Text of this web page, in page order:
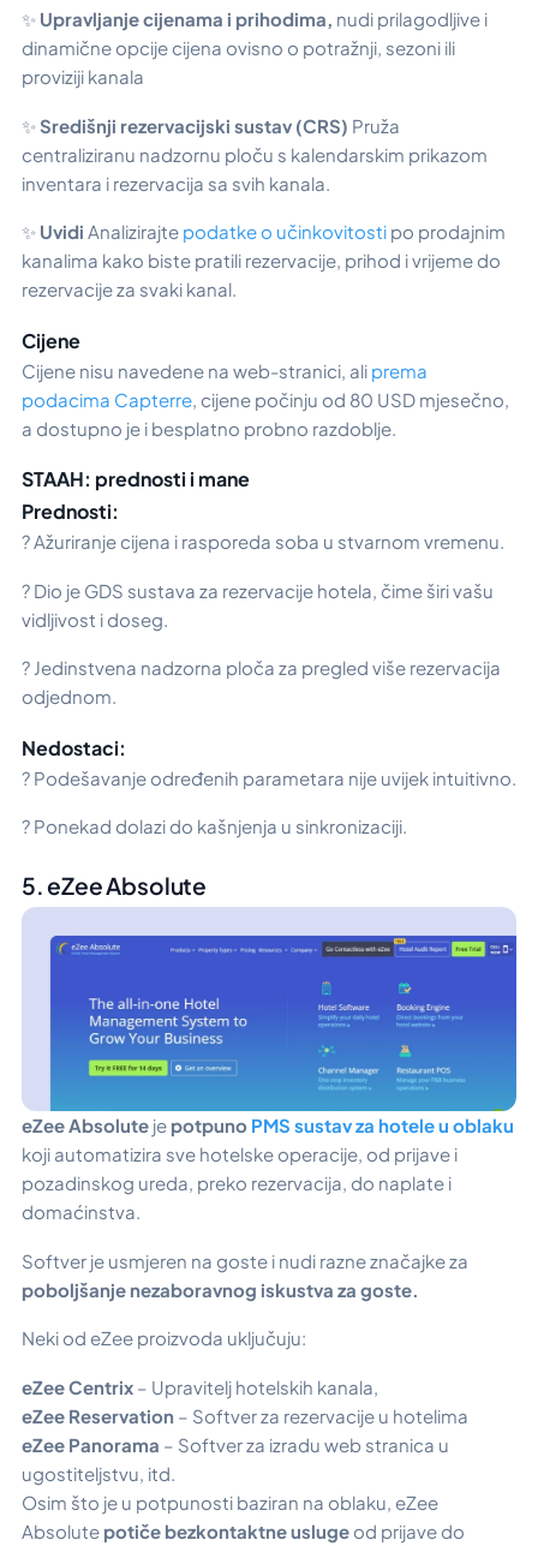
✨ Upravljanje cijenama i prihodima, nudi prilagodljive i
dinamične opcije cijena ovisno o potražnji, sezoni ili
proviziji kanala
✨Središnji rezervacijski sustav (CRS) Pruža
centraliziranu nadzornu ploču s kalendarskim prikazom
inventara i rezervacija sa svih kanala.
✨ Uvidi Analizirajte podatke o učinkovitosti po prodajnim
kanalima kako biste pratili rezervacije, prihod i vrijeme do
rezervacije za svaki kanal.
Cijene
Cijene nisu navedene na web-stranici, ali prema
podacima Capterre, cijene počinju od 80 USD mjesečno,
a dostupno je i besplatno probno razdoblje.
STAAH: prednosti i mane
Prednosti:
? Ažuriranje cijena i rasporeda soba u stvarnom vremenu.
? Dio je GDS sustava za rezervacije hotela, čime širi vašu
vidljivost i doseg.
? Jedinstvena nadzorna ploča za pregled više rezervacija
odjednom.
Nedostaci:
? Podešavanje određenih parametara nije uvijek intuitivno.
? Ponekad dolazi do kašnjenja u sinkronizaciji.
5. eZee Absolute
eZee Absolute je potpuno PMS sustav za hotele u oblaku
koji automatizira sve hotelske operacije, od prijave i
pozadinskog ureda, preko rezervacija, do naplate i
domaćinstva.
Softver je usmjeren na goste i nudi razne značajke za
poboljšanje nezaboravnog iskustva za goste.
Neki od eZee proizvoda uključuju:
eZee Centrix – Upravitelj hotelskih kanala,
eZee Reservation – Softver za rezervacije u hotelima
eZee Panorama – Softver za izradu web stranica u
ugostiteljstvu, itd.
Osim što je u potpunosti baziran na oblaku, eZee
Absolute potiče bezkontaktne usluge od prijave do